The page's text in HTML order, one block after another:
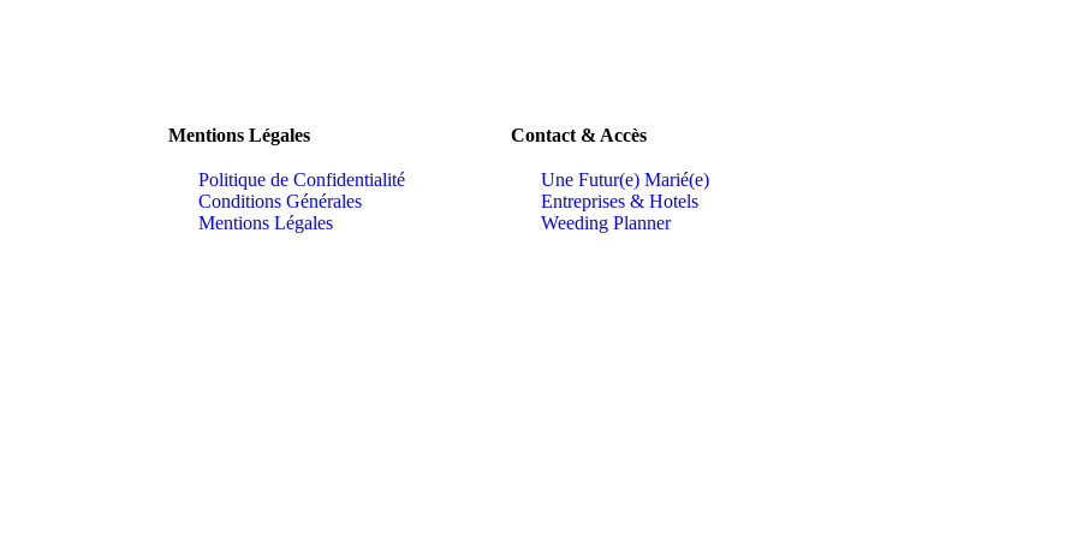
Mentions Légales
Politique de Confidentialité
Conditions Générales
Mentions Légales
Contact & Accès
Une Futur(e) Marié(e)
Entreprises & Hotels
Weeding Planner